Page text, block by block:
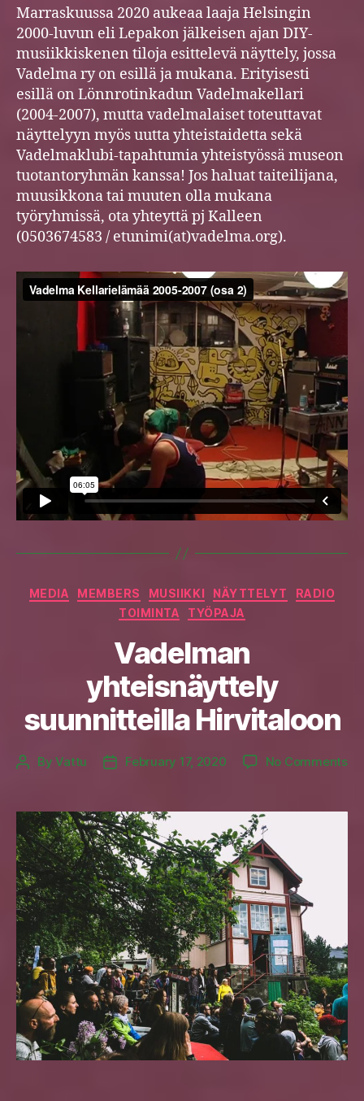
Marraskuussa 2020 aukeaa laaja Helsingin
2000-luvun eli Lepakon jälkeisen ajan DIY-
musiikkiskenen tiloja esittelevä näyttely, jossa
Vadelma ry on esillä ja mukana. Erityisesti
esillä on Lönnrotinkadun Vadelmakellari
(2004-2007), mutta vadelmalaiset toteuttavat
näyttelyyn myös uutta yhteistaidetta sekä
Vadelmaklubi-tapahtumia yhteistyössä museon
tuotantoryhmän kanssa! Jos haluat taiteilijana,
muusikkona tai muuten olla mukana
työryhmissä, ota yhteyttä pj Kalleen
(0503674583 / etunimi(at)vadelma.org).
Categories
MEDIA MEMBERS MUSIIKKI NÄYTTELYT
RADIO
TOIMINTA
TYÖPAJA
Vadelman
yhteisnäyttely
suunnitteilla Hirvitaloon
PostByVattu
PostFebruary 17, 2020 No Commentson